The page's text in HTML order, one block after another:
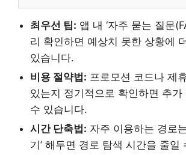
최우선 팁: 앱 내 ‘자주 묻는 질문
리 확인하면 예상치 못한 상황에
있습니다.
비용 절약법: 프로모션 코드나 제
있는지 정기적으로 확인하면 추가
수 있습니다.
시간 단축법: 자주 이용하는 경로
기’ 해두면 경로 탐색 시간을 줄일